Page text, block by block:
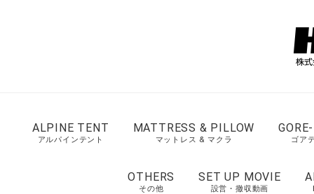
ALPINE TENT
アルパインテント
MATTRESS & PILLOW
マットレス & マクラ ゴア
OTHERS
その他
SET UP MOVIE
設営・撤収動画